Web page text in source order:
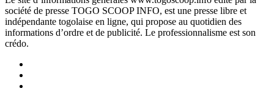
société de presse TOGO SCOOP INFO, est une presse libre et
indépendante togolaise en ligne, qui propose au quotidien des
informations d’ordre et de publicité. Le professionnalisme est son
crédo.